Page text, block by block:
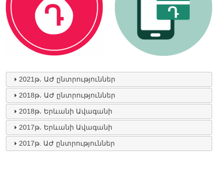
2021թ․ ԱԺ ընտրություններ
2018թ․ ԱԺ ընտրություններ
2018թ․ Երևանի Ավագանի
2017թ․ Երևանի Ավագանի
2017թ. ԱԺ ընտրություններ